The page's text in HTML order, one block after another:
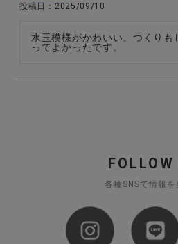
投稿日 2025/09/10
水玉模様がかわいい。つくりも
ってよかったです。
FOLLOW
各種SNSで情報を